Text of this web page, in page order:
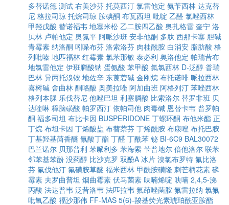
多替诺德 测试 右美沙芬 托莫西汀 氯雷他定 氨苄西林 达克替
尼 格拉司琼 托烷司琼 胺碘酮 布瓦西坦 吡啶 乙醛 氯唑西林
甲羟戊酸 替诺福韦 地塞米松 乙二胺四乙酸 奥扎格雷 奎宁 洛
贝林 卢帕他定 奥氮平 阿哌沙班 安非他酮 多肽 西那卡塞 胆碱
青霉素 纳洛酮 吲哚布芬 洛索洛芬 肉桂酰胺 白消安 脂肪酸 格
列吡嗪 地匹福林 红霉素 氯苯那敏 泰必利 奥洛他定 帕瑞昔布
地氯雷他定 伊班膦酸钠 蛋氨酸 苯甲酸 氟氯西林 D-泛醇 普瑞
巴林 异丙托溴铵 地佐辛 东莨菪碱 金刚烷 布托诺啡 哌拉西林
喜树碱 舍曲林 酮咯酸 奥美拉唑 阿加曲班 阿格列汀 苯唑西林
格列本脲 乐伐替尼 他唑巴坦 利塞膦酸 比索洛尔 替罗非班 贝
达喹啉 樟脑磺酸 帕罗西汀 依帕司他 肉毒碱 恩替卡韦 普罗帕
酮 福多司坦 布比卡因 BUSPERIDONE 丁螺环酮 布他米酯 正
丁烷 布坦卡因 丁烯酸盐 布替萘芬 丁烯酰胺 布康唑 布托巴胺
丁基羟基茴香醚 氰酸丁酯 丁醛 丁酰苯 铋 BI-6C9 BAL30072
巴兰诺尔 贝那普利 苯哌利多 苯海索 苄普地尔 倍他洛尔 联苯
邻苯基苯酚 没药醇 比沙克罗 双酚A 冰片 溴氯布罗特 氟比洛
芬 氟伐他汀 氟磺胺草醚 福米西林 甲酰胺磺隆 刺芒柄花素 磷
霉素 夫罗曲普坦 烟曲霉素 伏马菌素 呋喃烯啶 呋喃 2,4,5-涕
丙酸 法达普韦 泛昔洛韦 法匹拉韦 氟茚唑菌胺 氟雷拉纳 氯氟
吡氧乙酸 福沙那伟 FF-MAS 5(6)-羧基荧光素琥珀酰亚胺酯